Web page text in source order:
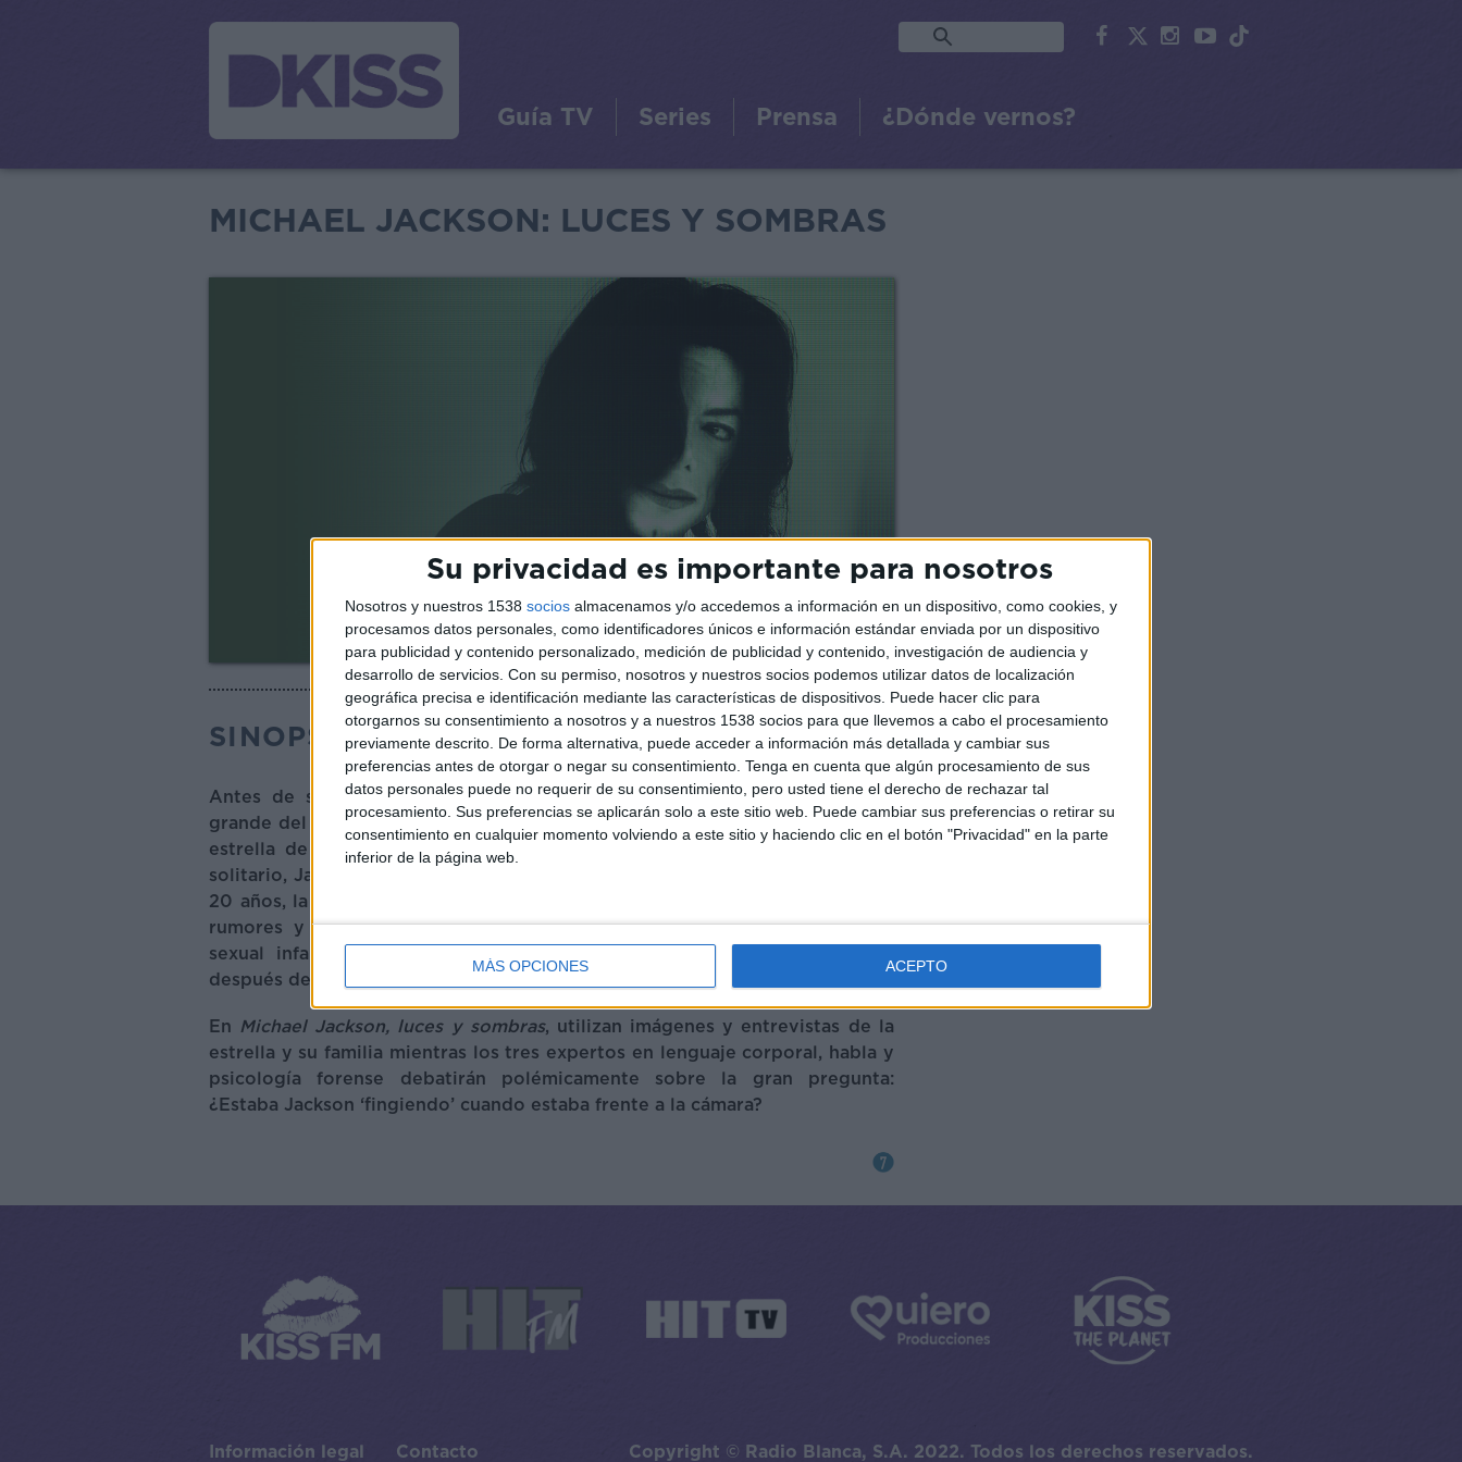
Su privacidad es importante para nosotros
Nosotros y nuestros 1538 socios almacenamos y/o accedemos a información en un dispositivo, como cookies, y
procesamos datos personales, como identificadores únicos e información estándar enviada por un dispositivo
para publicidad y contenido personalizado, medición de publicidad y contenido, investigación de audiencia y
desarrollo de servicios. Con su permiso, nosotros y nuestros socios podemos utilizar datos de localización
geográfica precisa e identificación mediante las características de dispositivos. Puede hacer clic para
otorgarnos su consentimiento a nosotros y a nuestros 1538 socios para que llevemos a cabo el procesamiento
previamente descrito. De forma alternativa, puede acceder a información más detallada y cambiar sus
preferencias antes de otorgar o negar su consentimiento. Tenga en cuenta que algún procesamiento de sus
datos personales puede no requerir de su consentimiento, pero usted tiene el derecho de rechazar tal
procesamiento. Sus preferencias se aplicarán solo a este sitio web. Puede cambiar sus preferencias o retirar su
consentimiento en cualquier momento volviendo a este sitio y haciendo clic en el botón "Privacidad" en la parte
inferior de la página web.
MÁS OPCIONES ACEPTO
Guía TV Series Prensa ¿Dónde vernos?
MICHAEL JACKSON: LUCES Y SOMBRAS
SINOPSIS
Antes de su muerte en 2009, Michael Jackson era la estrella pop más
grande del planeta. Desde liderar a los Jackson 5 y consolidarse como una
estrella de la música desde los 8 años hasta forjar su propia carrera en
solitario, Jackson se ganó el título de «Rey del Pop». Pero durante más de
20 años, la vida privada del cantante se vio empañada por la oscuridad de
rumores y denuncias. En dos ocasiones, Jackson fue acusado de abuso
sexual infantil, pero nunca fue declarado culpable. Más de una década
después de su muerte, persisten las acusaciones contra él.
En Michael Jackson, luces y sombras, utilizan imágenes y entrevistas de la
estrella y su familia mientras los tres expertos en lenguaje corporal, habla y
psicología forense debatirán polémicamente sobre la gran pregunta:
¿Estaba Jackson ‘fingiendo’ cuando estaba frente a la cámara?
Información legal Contacto Copyright © Radio Blanca, S.A. 2022. Todos los derechos reservados.